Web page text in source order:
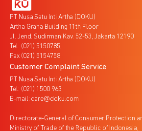
PT Nusa Satu Inti Artha (DOKU)
Artha Graha Building 11th Floor
Jl. Jend. Sudirman Kav. 52-53, Jakarta 12190
Tel. (021) 5150785,
Fax (021) 5154758
Customer Complaint Service
PT Nusa Satu Inti Artha (DOKU)
Tel: (021) 1500 963
E-mail: care@doku.com
Directorate-General of Consumer Protection
Ministry of Trade of the Republic of Indonesia,